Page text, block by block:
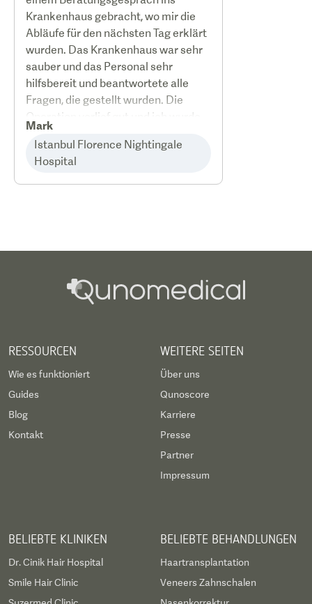
Krankenhaus gebracht, wo mir die
Abläufe für den nächsten Tag erklärt
wurden. Das Krankenhaus war sehr
sauber und das Personal sehr
hilfsbereit und beantwortete alle
Fragen, die gestellt wurden. Die
Operation verlief gut und ich wurde
zurück in mein Hotel geschickt und
kam am nächsten Morgen zurück,
um meine Haare zu waschen. Dann
wurde ich zurück zum Flughafen
sind und ein gutes Preis-Leistungs-
Mark
Istanbul Florence Nightingale
Hospital
RESSOURCEN
Wie es funktioniert
Guides
Blog
Kontakt
WEITERE SEITEN
Über uns
Qunoscore
Karriere
Presse
Partner
Impressum
BELIEBTE KLINIKEN
Dr. Cinik Hair Hospital
Smile Hair Clinic
BELIEBTE BEHANDLUNGEN
Haartransplantation
Veneers Zahnschalen